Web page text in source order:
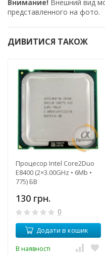
Внимание! Внешний вид
представленного на фото.
ДИВИТИСЯ ТАКОЖ
Процесор Intel Core2Duo
E8400 (2×3.00GHz • 6Mb •
775) БВ
130 грн.
0
Додати в кошик
В наявності